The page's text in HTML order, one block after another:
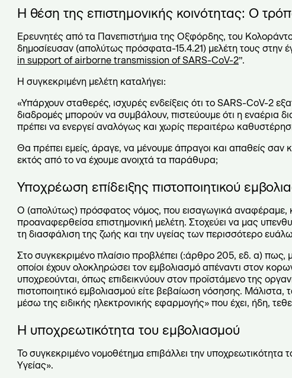
Η θέση της επιστημονικής κοινότητας: Ο
Ερευνητές από τα Πανεπιστήμια της Οξφόρδης, του
δημοσίευσαν (απολύτως πρόσφατα-15.4.21) μελέτη τους στην
in support of airborne transmission of SARS-CoV-2”.
Η συγκεκριμένη μελέτη καταλήγει:
«Υπάρχουν σταθερές, ισχυρές ενδείξεις ότι το SARS-CoV-2
διαδρομές μπορούν να συμβάλουν, πιστεύουμε ότι η εναέρια
πρέπει να ενεργεί αναλόγως και χωρίς περαιτέρω
Θα πρέπει εμείς, άραγε, να μένουμε άπραγοι και απαθείς σαν
εκτός από το να έχουμε ανοιχτά τα παράθυρα;
Υποχρέωση επίδειξης πιστοποιητικού
Ο (απολύτως) πρόσφατος νόμος, που εισαγωγικά αναφέραμε,
προαναφερθείσα επιστημονική μελέτη. Στοχεύει να μας
τη διασφάλιση της ζωής και την υγείας των περισσότερο
Στο συγκεκριμένο πλαίσιο προβλέπει (:άρθρο 205, εδ. α) πως,
οποίοι έχουν ολοκληρώσει τον εμβολιασμό απέναντι στον
υποχρεούνται, όπως επιδεικνύουν στον προϊστάμενο της
πιστοποιητικό εμβολιασμού είτε βεβαίωση νόσησης. Μάλιστα,
μέσω της ειδικής ηλεκτρονικής εφαρμογής» που έχει, ήδη,
Η υποχρεωτικότητα του εμβολιασμού
Το συγκεκριμένο νομοθέτημα επιβάλλει την υποχρεωτικότητα
Υγείας».